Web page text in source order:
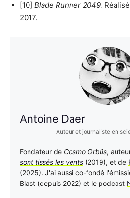
[10] Blade Runner 2049.
2017.
Antoine Daer
Auteur et journaliste en
Fondateur de Cosmo Orbüs,
sont tissés les vents (2019), et de
(2025). J'ai aussi co-fondé
Blast (depuis 2022) et le podcast